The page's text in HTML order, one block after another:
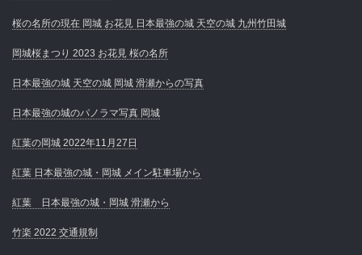
桜の名所の現在 岡城 お花見 日本最強の城 天空の城 九州竹田城
岡城桜まつり 2023 お花見 桜の名所
日本最強の城 天空の城 岡城 滑瀬からの写真
日本最強の城のパノラマ写真 岡城
紅葉の岡城 2022年11月27日
紅葉 日本最強の城・岡城 メイン駐車場から
紅葉 日本最強の城・岡城 滑瀬から
竹楽 2022 交通規制